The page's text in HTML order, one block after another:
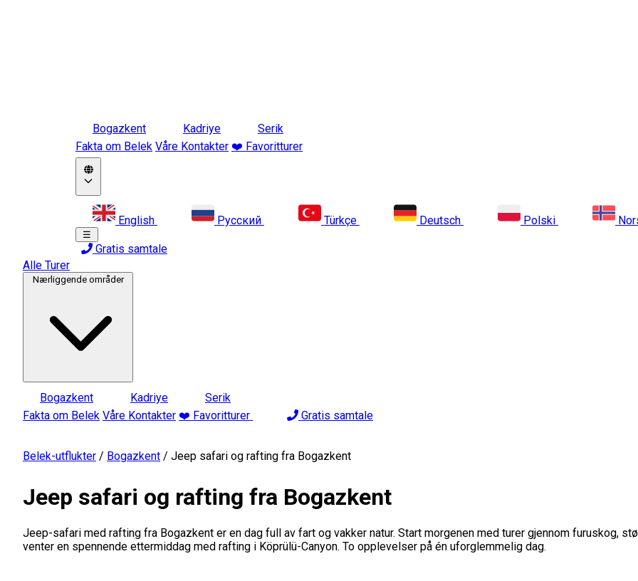
Bogazkent Kadriye
Serik
Fakta om Belek Våre Kontakter ❤️ Favoritturer
English Русский Türkçe Deutsch Polski
☰
Gratis samtale
Alle Turer
Nærliggende områder
Bogazkent Kadriye
Serik
Fakta om Belek Våre Kontakter ❤️ Favoritturer Gratis samtale
Belek-utflukter / Bogazkent / Jeep safari og rafting fra Bogazkent
Jeep safari og rafting fra Bogazkent
Jeep-safari med rafting fra Bogazkent er en dag full av fart og vakker natur. Start morgenen med turer gjennom furuskog,
venter en spennende ettermiddag med rafting i Köprülü-Canyon. To opplevelser på én uforglemmelig dag.